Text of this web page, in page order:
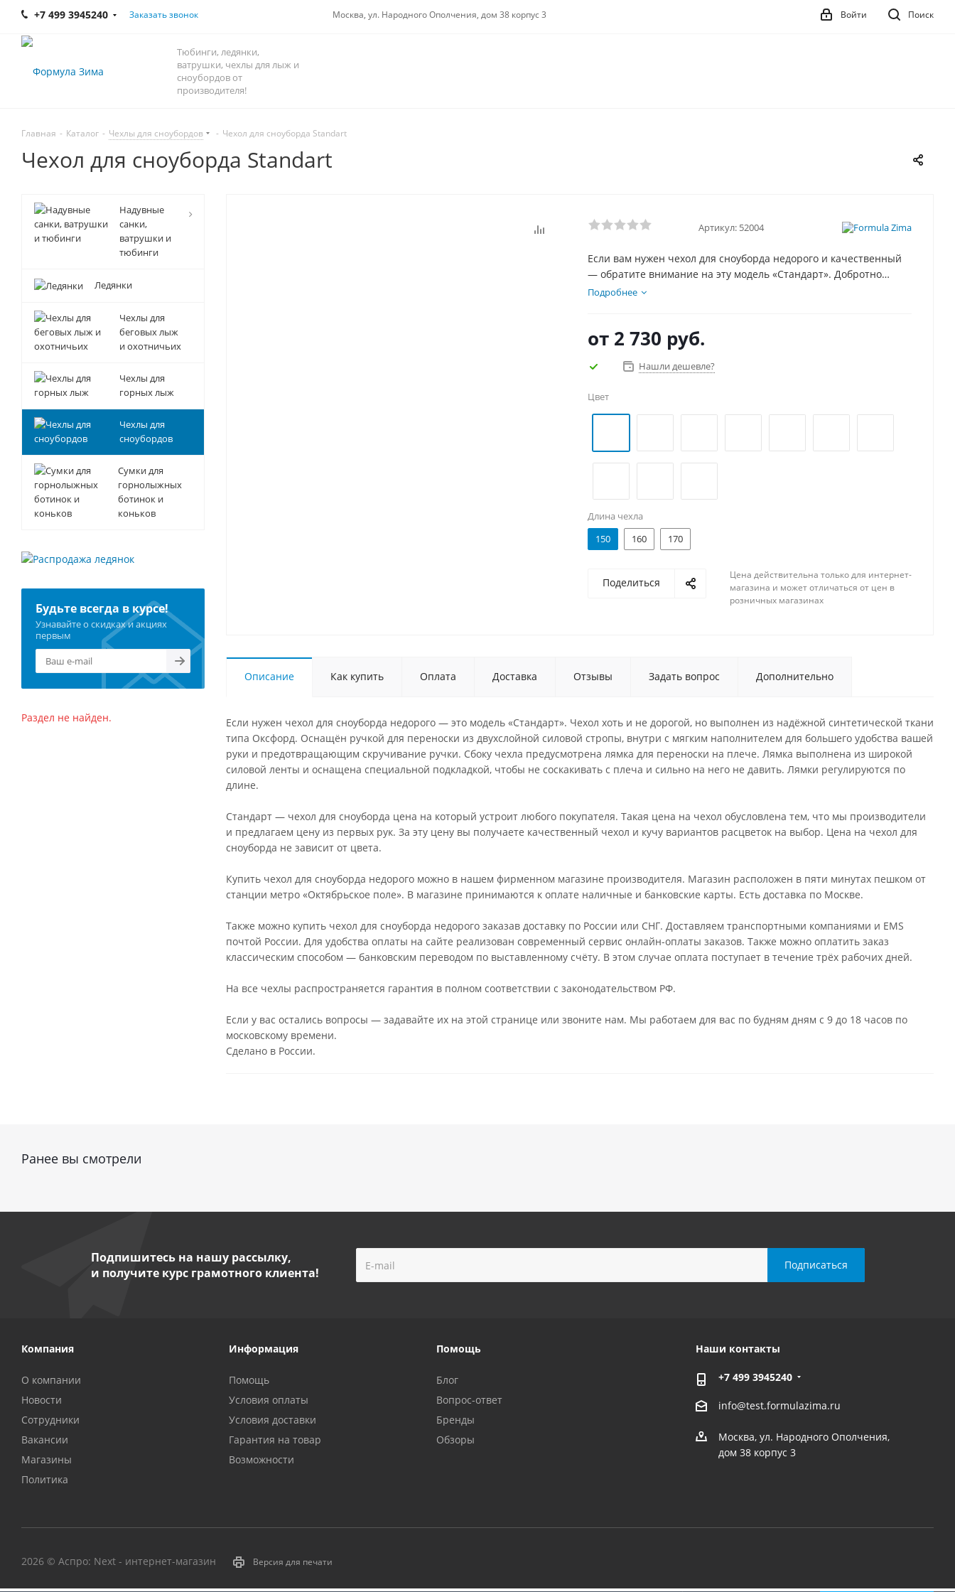
+7 499 3945240 Заказать звонок Москва, ул. Народного Ополчения, дом 38 корпус 3 Поиск
Войти
Тюбинги, ледянки,
ватрушки, чехлы для лыж и
сноубордов от
производителя!
Главная - Каталог - Чехлы для сноубордов - Чехол для сноуборда Standart
Чехол для сноуборда Standart
Артикул: 52004
Если вам нужен чехол для сноуборда недорого и качественный
— обратите внимание на эту модель «Стандарт». Добротно
выполненный чехол по выгодно недорогой цене. Цена
Подробнее
от 2 730 руб.
Нашли дешевле?
Цвет
Длина чехла
150
160 170
Поделиться
Цена действительна только для интернет-
магазина и может отличаться от цен в
розничных магазинах
Описание Как купить Оплата Доставка Отзывы Задать вопрос Дополнительно
Если нужен чехол для сноуборда недорого — это модель «Стандарт». Чехол хоть и не дорогой, но выполнен из надёжной синтетической ткани
типа Оксфорд. Оснащён ручкой для переноски из двухслойной силовой стропы, внутри с мягким наполнителем для большего удобства вашей
руки и предотвращающим скручивание ручки. Сбоку чехла предусмотрена лямка для переноски на плече. Лямка выполнена из широкой
силовой ленты и оснащена специальной подкладкой, чтобы не соскакивать с плеча и сильно на него не давить. Лямки регулируются по
длине.
Стандарт — чехол для сноуборда цена на который устроит любого покупателя. Такая цена на чехол обусловлена тем, что мы производители
и предлагаем цену из первых рук. За эту цену вы получаете качественный чехол и кучу вариантов расцветок на выбор. Цена на чехол для
сноуборда не зависит от цвета.
Купить чехол для сноуборда недорого можно в нашем фирменном магазине производителя. Магазин расположен в пяти минутах пешком от
станции метро «Октябрьское поле». В магазине принимаются к оплате наличные и банковские карты. Есть доставка по Москве.
Также можно купить чехол для сноуборда недорого заказав доставку по России или СНГ. Доставляем транспортными компаниями и EMS
почтой России. Для удобства оплаты на сайте реализован современный сервис онлайн-оплаты заказов. Также можно оплатить заказ
классическим способом — банковским переводом по выставленному счёту. В этом случае оплата поступает в течение трёх рабочих дней.
На все чехлы распространяется гарантия в полном соответствии с законодательством РФ.
Если у вас остались вопросы — задавайте их на этой странице или звоните нам. Мы работаем для вас по будням дням с 9 до 18 часов по
московскому времени.
Сделано в России.
Надувные
санки,
ватрушки и
тюбинги
Ледянки
Чехлы для
беговых лыж
и охотничьих
Чехлы для
горных лыж
Чехлы для
сноубордов
Сумки для
горнолыжных
ботинок и
коньков
Будьте всегда в курсе!
Узнавайте о скидках и акциях
первым
Раздел не найден.
Ранее вы смотрели
Подпишитесь на нашу рассылку,
и получите курс грамотного клиента!
Компания
О компании
Новости
Сотрудники
Вакансии
Магазины
Политика
Информация
Помощь
Условия оплаты
Условия доставки
Гарантия на товар
Возможности
Помощь
Блог
Вопрос-ответ
Бренды
Обзоры
Наши контакты
+7 499 3945240
info@test.formulazima.ru
Москва, ул. Народного Ополчения,
дом 38 корпус 3
2026 © Аспро: Next - интернет-магазин Версия для печати